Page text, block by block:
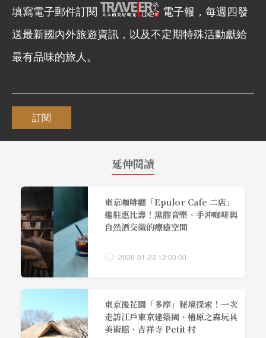
填寫電子郵件訂閱
電子報，每週四發
送最新國內外旅遊資訊，以及不定期特殊活動獻給
最有品味的旅人。
訂閱
延伸閱讀
東京咖啡廳「Epulor Cafe 二店」
進駐惠比壽！黑膠音樂、手沖咖啡與
自然酒交織的療癒空間
2026-01-23 12:00:00
東京後花園「多摩」秘境探索！一次
走訪江戶東京建築園、檜原之森玩具
美術館、吉祥寺 Petit 村